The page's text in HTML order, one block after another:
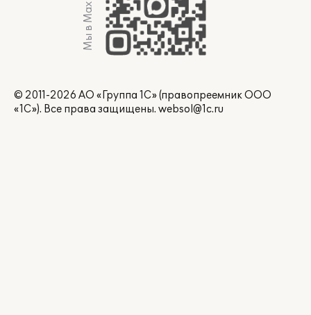
Мы в Max
© 2011-2026 АО «Группа 1С» (правопреемник ООО
«1С»). Все права защищены. websol@1c.ru